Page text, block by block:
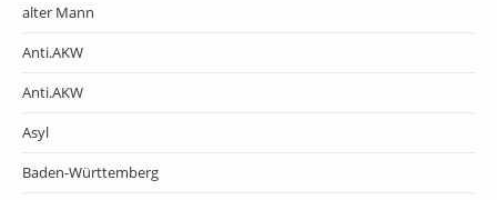
alter Mann
Anti.AKW
Anti.AKW
Asyl
Baden-Württemberg